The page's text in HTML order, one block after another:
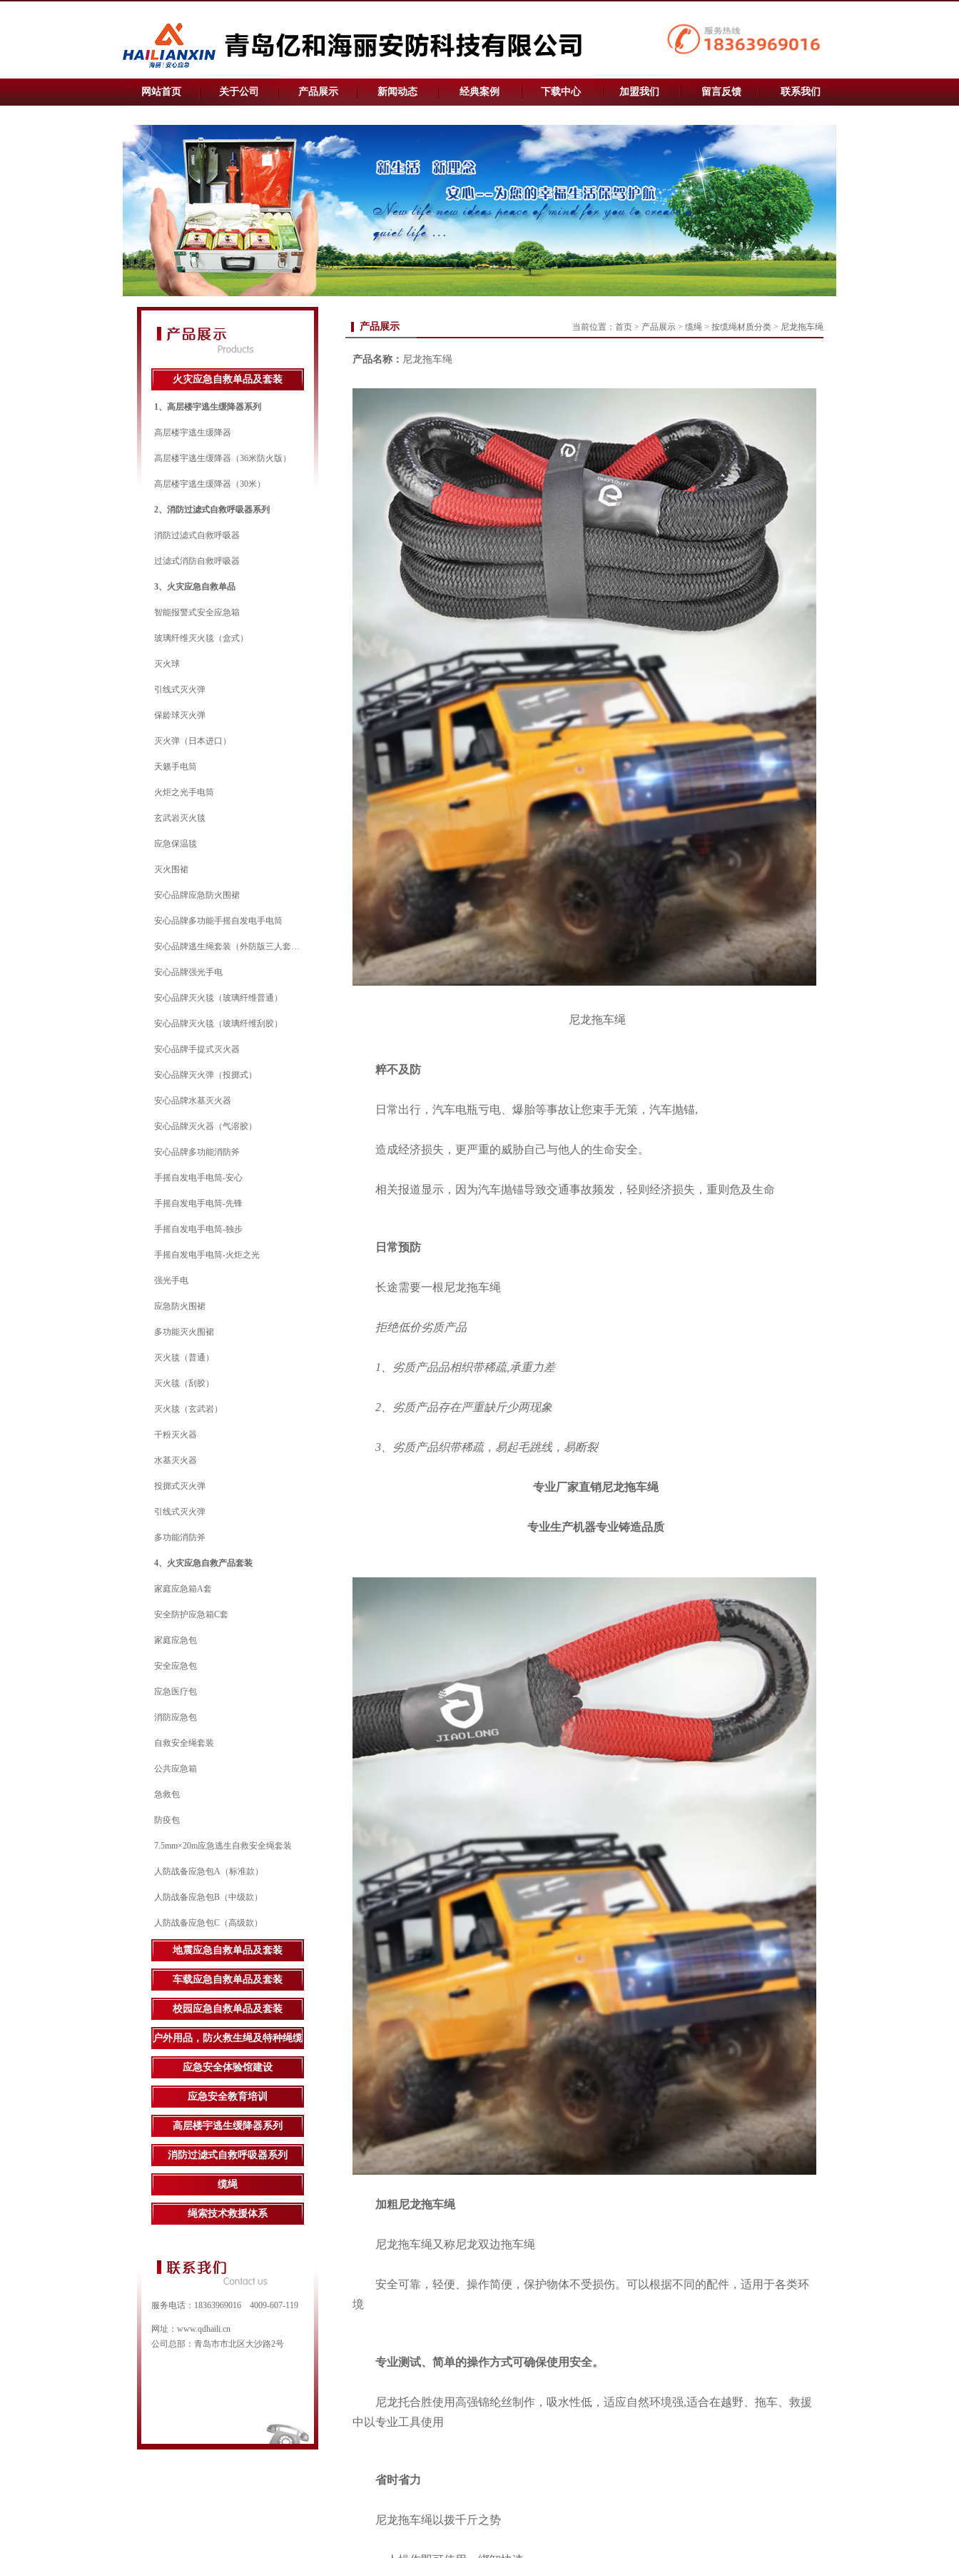
网站首页 关于公司 产品展示 新闻动态 经典案例 下载中心 加盟我们 留言反馈 联系我们
火灾应急自救单品及套装
1、高层楼宇逃生缓降器系列
高层楼宇逃生缓降器
高层楼宇逃生缓降器（36米防火版）
高层楼宇逃生缓降器（30米）
2、消防过滤式自救呼吸器系列
消防过滤式自救呼吸器
过滤式消防自救呼吸器
3、火灾应急自救单品
智能报警式安全应急箱
玻璃纤维灭火毯（盒式）
灭火球
引线式灭火弹
保龄球灭火弹
灭火弹（日本进口）
天籁手电筒
火炬之光手电筒
玄武岩灭火毯
应急保温毯
灭火围裙
安心品牌应急防火围裙
安心品牌多功能手摇自发电手电筒
安心品牌逃生绳套装（外防版三人套装）
安心品牌强光手电
安心品牌灭火毯（玻璃纤维普通）
安心品牌灭火毯（玻璃纤维刮胶）
安心品牌手提式灭火器
安心品牌灭火弹（投掷式）
安心品牌水基灭火器
安心品牌灭火器（气溶胶）
安心品牌多功能消防斧
手摇自发电手电筒-安心
手摇自发电手电筒-先锋
手摇自发电手电筒-独步
手摇自发电手电筒-火炬之光
强光手电
应急防火围裙
多功能灭火围裙
灭火毯（普通）
灭火毯（刮胶）
灭火毯（玄武岩）
干粉灭火器
水基灭火器
投掷式灭火弹
引线式灭火弹
多功能消防斧
4、火灾应急自救产品套装
家庭应急箱A套
安全防护应急箱C套
家庭应急包
安全应急包
应急医疗包
消防应急包
自救安全绳套装
公共应急箱
急救包
防疫包
7.5mm×20m应急逃生自救安全绳套装
人防战备应急包A（标准款）
人防战备应急包B（中级款）
人防战备应急包C（高级款）
地震应急自救单品及套装
车载应急自救单品及套装
校园应急自救单品及套装
户外用品，防火救生绳及特种绳缆
应急安全体验馆建设
应急安全教育培训
高层楼宇逃生缓降器系列
消防过滤式自救呼吸器系列
缆绳
绳索技术救援体系
服务电话：18363969016 4009-607-119
网址：www.qdhaili.cn
公司总部：青岛市市北区大沙路2号
产品展示 当前位置： 首页 > 产品展示 > 缆绳 > 按缆绳材质分类 > 尼龙拖车绳
产品名称： 尼龙拖车绳
尼龙拖车绳
粹不及防
日常出行，汽车电瓶亏电、爆胎等事故让您束手无策，汽车抛锚,
造成经济损失，更严重的威胁自己与他人的生命安全。
相关报道显示，因为汽车抛锚导致交通事故频发，轻则经济损失，重则危及生命
日常预防
长途需要一根尼龙拖车绳
拒绝低价劣质产品
1、劣质产品品相织带稀疏,承重力差
2、劣质产品存在严重缺斤少两现象
3、劣质产品织带稀疏，易起毛跳线，易断裂
专业厂家直销尼龙拖车绳
专业生产机器专业铸造品质
加粗尼龙拖车绳
尼龙拖车绳又称尼龙双边拖车绳
安全可靠，轻便、操作简便，保护物体不受损伤。可以根据不同的配件，适用于各类环
境
专业测试、简单的操作方式可确保使用安全。
尼龙托合胜使用高强锦纶丝制作，吸水性低，适应自然环境强,适合在越野、拖车、救援
中以专业工具使用
省时省力
尼龙拖车绳以拨千斤之势